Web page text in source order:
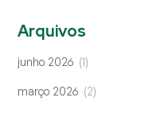
Arquivos
junho 2026 1
março 2026 2